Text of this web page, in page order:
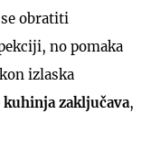
obratiti
no pomaka
izlaska
kuhinja zaključava,